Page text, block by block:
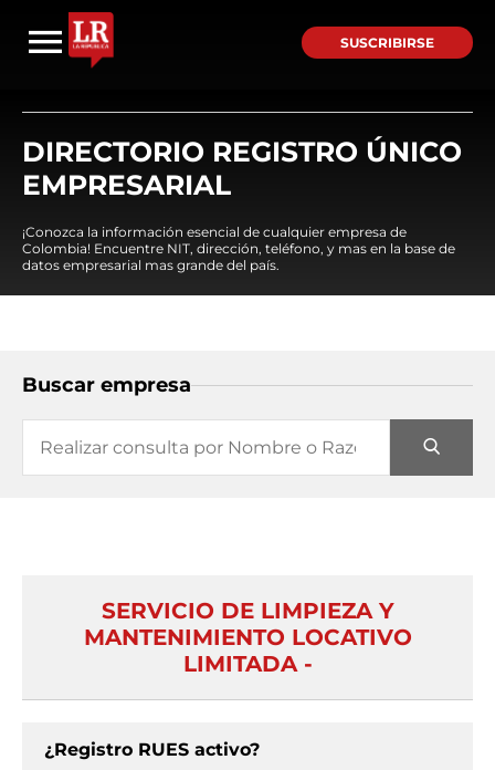
SUSCRIBIRSE
DIRECTORIO REGISTRO ÚNICO
EMPRESARIAL
¡Conozca la información esencial de cualquier empresa de
Colombia! Encuentre NIT, dirección, teléfono, y mas en la base de
datos empresarial mas grande del país.
Buscar empresa
SERVICIO DE LIMPIEZA Y
MANTENIMIENTO LOCATIVO
LIMITADA -
¿Registro RUES activo?